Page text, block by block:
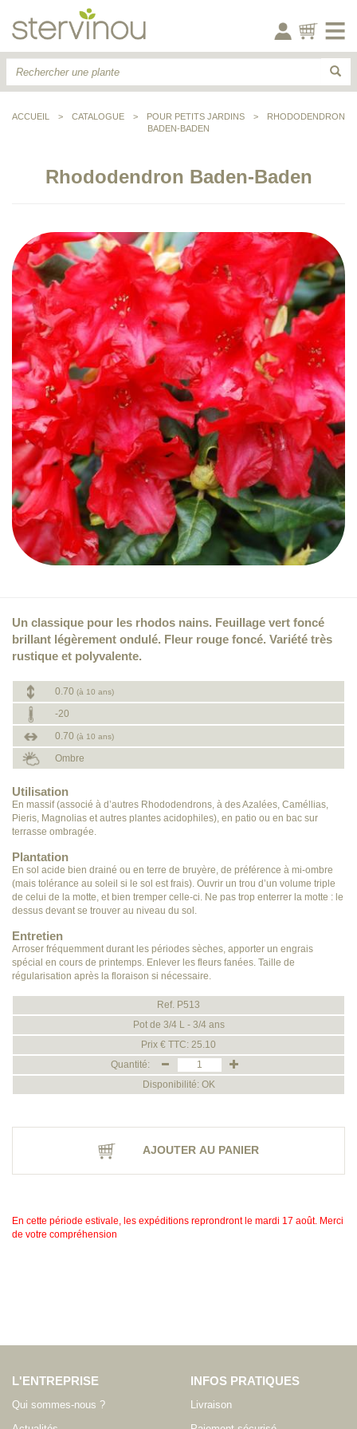
ACCUEIL > CATALOGUE > POUR PETITS JARDINS >
RHODODENDRON
BADEN-BADEN
Rhododendron Baden-Baden
Un classique pour les rhodos nains. Feuillage vert foncé
brillant légèrement ondulé. Fleur rouge foncé. Variété très
rustique et polyvalente.
0.70 (à 10 ans)
-20
0.70 (à 10 ans)
Ombre
Utilisation
En massif (associé à d’autres Rhododendrons, à des Azalées, Caméllias,
Pieris, Magnolias et autres plantes acidophiles), en patio ou en bac sur
terrasse ombragée.
Plantation
En sol acide bien drainé ou en terre de bruyère, de préférence à mi-ombre
(mais tolérance au soleil si le sol est frais). Ouvrir un trou d’un volume triple
de celui de la motte, et bien tremper celle-ci. Ne pas trop enterrer la motte : le
dessus devant se trouver au niveau du sol.
Entretien
Arroser fréquemment durant les périodes sèches, apporter un engrais
spécial en cours de printemps. Enlever les fleurs fanées. Taille de
régularisation après la floraison si nécessaire.
Ref. P513
Pot de 3/4 L - 3/4 ans
Prix € TTC: 25.10
Quantité:
Disponibilité: OK
AJOUTER AU PANIER
En cette période estivale, les expéditions reprondront le mardi 17 août. Merci
de votre compréhension
L'ENTREPRISE
Qui sommes-nous ?
INFOS PRATIQUES
Livraison